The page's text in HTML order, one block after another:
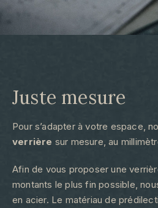
Juste mesure​
Pour s’adapter à votre espace,
verrière sur mesure, au
Afin de vous proposer une
montants le plus fin possible,
en acier. Le matériau de